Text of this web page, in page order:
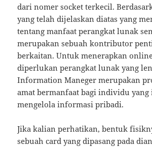
dari nomer socket terkecil.
yang telah dijelaskan diatas yang
tentang manfaat perangkat lunak
merupakan sebuah kontributor
berkaitan. Untuk menerapkan
diperlukan perangkat lunak yang
Information Maneger merupakan
amat bermanfaat bagi individu yang
mengelola informasi pribadi.
Jika kalian perhatikan, bentuk
sebuah card yang dipasang pada